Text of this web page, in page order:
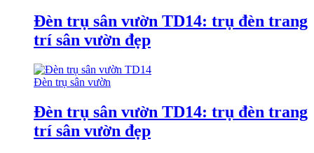
Đèn trụ sân vườn TD14: trụ đèn trang
trí sân vườn đẹp
Đèn trụ sân vườn
Đèn trụ sân vườn TD14: trụ đèn trang
trí sân vườn đẹp